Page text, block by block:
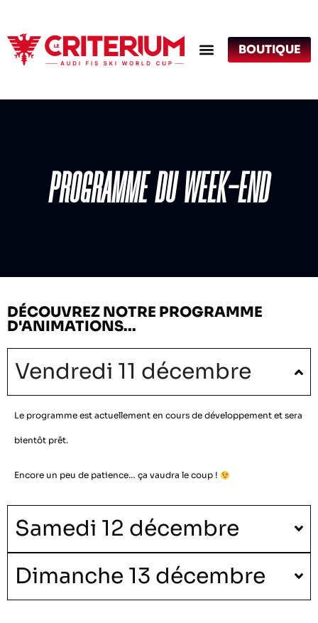
BOUTIQUE
PROGRAMME DU WEEK-END
DÉCOUVREZ NOTRE PROGRAMME
D'ANIMATIONS...
Vendredi 11 décembre
Le programme est actuellement en cours de développement et sera
bientôt prêt.
Encore un peu de patience… ça vaudra le coup !
Samedi 12 décembre
Dimanche 13 décembre